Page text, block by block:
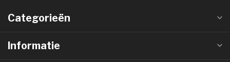
Categorieën
Informatie